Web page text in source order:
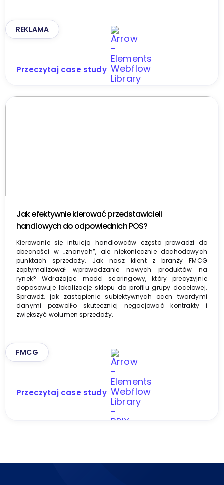
REKLAMA
Przeczytaj case study
Jak efektywnie kierować przedstawicieli
handlowych do odpowiednich POS?
Kierowanie się intuicją handlowców często prowadzi do
obecności w „znanych”, ale niekoniecznie dochodowych
punktach sprzedaży. Jak nasz klient z branży FMCG
zoptymalizował wprowadzanie nowych produktów na
rynek? Wdrażając model scoringowy, który precyzyjnie
dopasowuje lokalizację sklepu do profilu grupy docelowej.
Sprawdź, jak zastąpienie subiektywnych ocen twardymi
danymi pozwoliło skuteczniej negocjować kontrakty i
zwiększyć wolumen sprzedaży.
FMCG
Przeczytaj case study